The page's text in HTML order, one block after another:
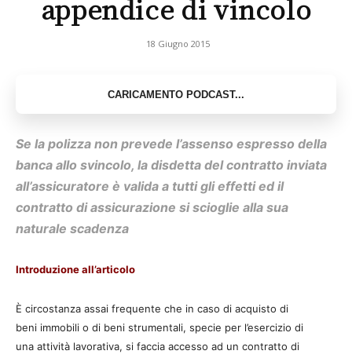
appendice di vincolo
18 Giugno 2015
Se la polizza non prevede l’assenso espresso della
banca allo svincolo, la disdetta del contratto inviata
all’assicuratore è valida a tutti gli effettied il
contratto di assicurazione si scioglie alla sua
naturale scadenza
Introduzione all’articolo
È circostanza assai frequente che in caso di acquisto di
beni immobili o di beni strumentali, specie per l’esercizio di
una attività lavorativa, si faccia accesso ad un contratto di